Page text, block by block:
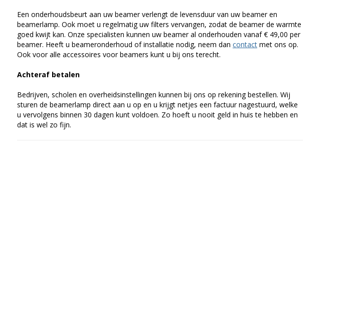
Een onderhoudsbeurt aan uw beamer verlengt de levensduur van uw beamer en
beamerlamp. Ook moet u regelmatig uw filters vervangen, zodat de beamer de warmte
goed kwijt kan. Onze specialisten kunnen uw beamer al onderhouden vanaf € 49,00 per
beamer. Heeft u beameronderhoud of installatie nodig, neem dan contact met ons op.
Ook voor alle accessoires voor beamers kunt u bij ons terecht.
Achteraf betalen
Bedrijven, scholen en overheidsinstellingen kunnen bij ons op rekening bestellen. Wij
sturen de beamerlamp direct aan u op en u krijgt netjes een factuur nagestuurd, welke
u vervolgens binnen 30 dagen kunt voldoen. Zo hoeft u nooit geld in huis te hebben en
dat is wel zo fijn.